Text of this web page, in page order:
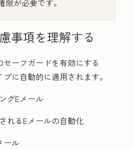
限が必要です。
事項を理解する
ーフガードを有効にする
に自動的に適用されます。
グEメール
れるEメールの自動化
ール